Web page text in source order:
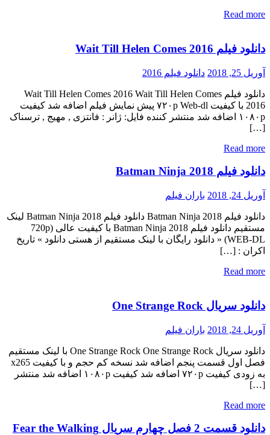
Read more
دانلود فیلم Wait Till Helen Comes 2016
آوریل 25, 2018 دانلود فیلم 2016
دانلود فیلم Wait Till Helen Comes 2016 Wait Till Helen Comes
2016 با کیفیت ۷۲۰p Web-dl پیش نمایش فیلم اضافه شد کیفیت
۱۰۸۰p اضافه شد منتشر کننده فایل: ژانر : فانتزی , مهیج , ترسناک
[…]
Read more
دانلود فیلم Batman Ninja 2018
آوریل 24, 2018 باران فیلم
دانلود فیلم Batman Ninja 2018 دانلود فیلم Batman Ninja 2018 لینک
مستقیم دانلود فیلم Batman Ninja 2018 با کیفیت عالی (720p
WEB-DL) « دانلود رایگان با لینک مستقیم از هستی دانلود » تاریخ
اکران : […]
Read more
دانلود سریال One Strange Rock
آوریل 24, 2018 باران فیلم
دانلود سریال One Strange Rock One Strange Rock با لینک مستقیم
فصل اول قسمت پنجم اضافه شد نسخه کم حجم و با کیفیت x265
به زودی کیفیت ۷۲۰p اضافه شد کیفیت ۱۰۸۰p اضافه شد منتشر
[…]
Read more
دانلود قسمت 2 فصل چهارم سریال Fear the Walking